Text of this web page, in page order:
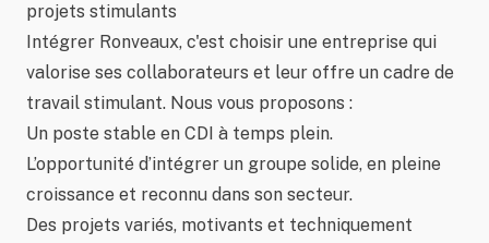
projets stimulants
Intégrer Ronveaux, c'est choisir une entreprise qui
valorise ses collaborateurs et leur offre un cadre de
travail stimulant. Nous vous proposons :
Un poste stable en CDI à temps plein.
L’opportunité d’intégrer un groupe solide, en pleine
croissance et reconnu dans son secteur.
Des projets variés, motivants et techniquement